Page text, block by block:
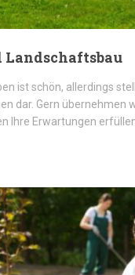
Landschaftsbau
ist schön, allerdings
dar. Gern übernehmen
Ihre Erwartungen